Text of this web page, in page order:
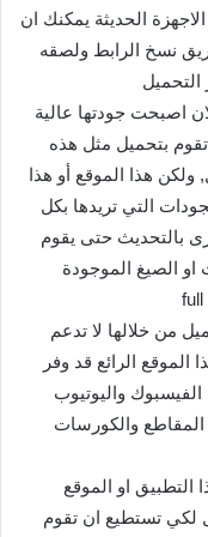
الحديثة يمكنك ان
نسخ الرابط ولصقه
اصبحت جودتها عالية
تقوم بتحميل مثل هذه
هذا الموقع أو هذا
التي تريدها بكل
بالتحديث حتى يقوم
او الصيغ الموجودة
من خلالها لا تدعم
الرائع قد وفر
الفيسبوك واليوتيوب
والكورسات
التطبيق او الموقع
لكي تستطيع ان تقوم